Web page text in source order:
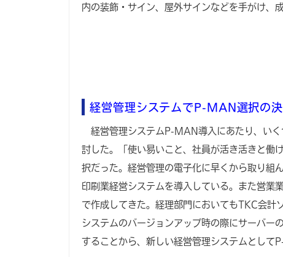
内の装飾・サイン、屋外サインなどを手がけ、
経営管理システムでP-MAN選択の
経営管理システムP-MAN導入にあたり、い
討した。「使い易いこと、社員が活き活きと働
択だった。経営管理の電子化に早くから取り組
印刷業経営システムを導入している。また営業
で作成してきた。経理部門においてもTKC会計
システムのバージョンアップ時の際にサーバー
することから、新しい経営管理システムとして